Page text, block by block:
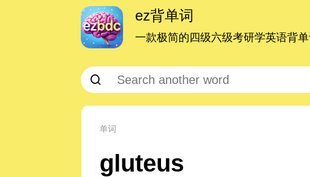
ez背单词
一款极简的四级六级考研学英语背
单词
gluteus